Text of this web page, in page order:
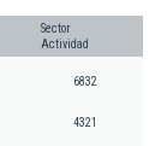
Sector
Actividad
6832
4321